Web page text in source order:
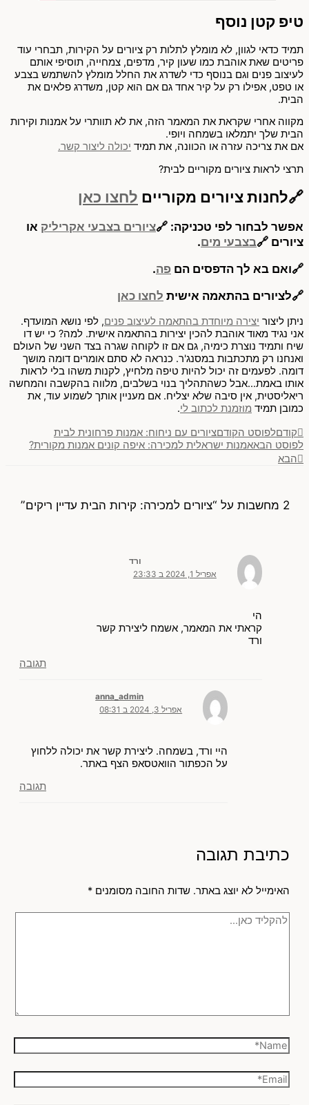
טיפ קטן נוסף
תמיד כדאי לגוון, לא מומלץ לתלות רק ציורים על הקירות, תבחרי עוד
פריטים שאת אוהבת כמו שעון קיר, מדפים, צמחייה, תוסיפי אותם
לעיצוב פנים וגם בנוסף כדי לשדרג את החלל מומלץ להשתמש בצבע
או טפט, אפילו רק על קיר אחד גם אם הוא קטן, משדרג פלאים את
הבית.
מקווה אחרי שקראת את המאמר הזה, את לא תוותרי על אמנות וקירות
הבית שלך יתמלאו בשמחה ויופי.
אם את צריכה עזרה או הכוונה, את תמיד יכולה ליצור קשר.
תרצי לראות ציורים מקוריים לבית?
🔗לחנות ציורים מקוריים לחצו כאן
אפשר לבחור לפי טכניקה: 🔗ציורים בצבעי אקריליק או
ציורים 🔗בצבעי מים.
🔗ואם בא לךהדפסים הם פה.
🔗לציורים בהתאמה אישית לחצו כאן
ניתן ליצור יצירה מיוחדת בהתאמה לעיצוב פנים, לפי נושא המועדף.
אני נגיד מאוד אוהבת להכין יצירות בהתאמה אישית. למה? כי יש דו
שיח ותמיד נוצרת כימיה, גם אם זו לקוחה שגרה בצד השני של העולם
ואנחנו רק מתכתבות במסנג'ר. כנראה לא סתם אומרים דומה מושך
דומה. לפעמים זה יכול להיות טיפה מלחיץ, לקנות משהו בלי לראות
אותו באמת…אבל כשהתהליך בנוי בשלבים, מלווה בהקשבה והמחשה
ריאליסטית, אין סיבה שלא יצליח. אם מעניין אותך לשמוע עוד, את
כמובן תמיד מוזמנת לכתוב לי.
קודםלפוסט הקודםציורים עם ניחוח: אמנות פרחונית לבית
לפוסט הבאאמנות ישראלית למכירה: איפה קונים אמנות מקורית?
הבא
2 מחשבות על “ציורים למכירה: קירות הבית עדיין ריקים”
ורד
אפריל 1, 2024 ב 23:33
הי
קראתי את המאמר, אשמח ליצירת קשר
ורד
תגובה
anna_admin
אפריל 3, 2024 ב 08:31
היי ורד, בשמחה. ליצירת קשר את יכולה ללחוץ
על הכפתור הוואטסאפ הצף באתר.
תגובה
כתיבת תגובה
האימייל לא יוצג באתר. שדות החובה מסומנים *